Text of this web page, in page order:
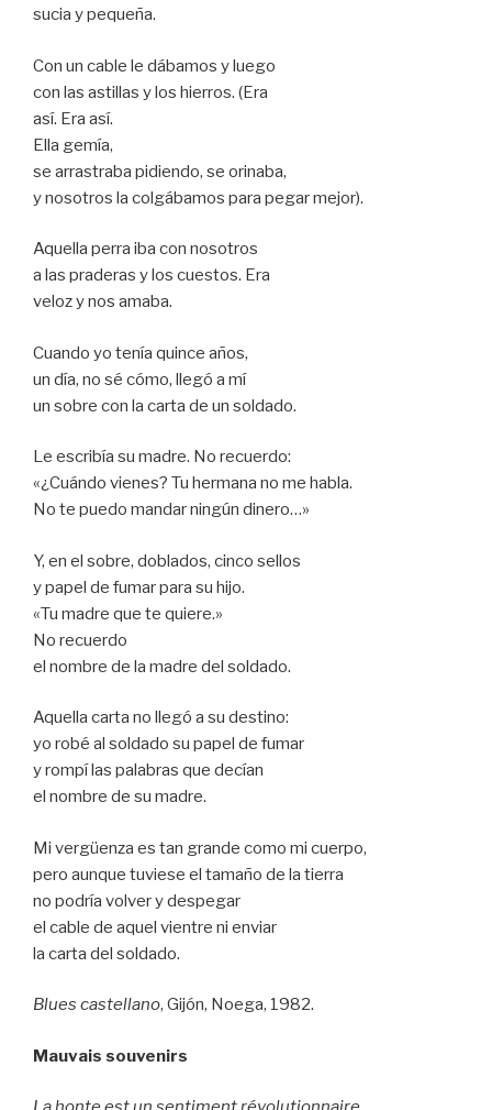
sucia y pequeña.
Con un cable le dábamos y luego
con las astillas y los hierros. (Era
así. Era así.
Ella gemía,
se arrastraba pidiendo, se orinaba,
y nosotros la colgábamos para pegar mejor).
Aquella perra iba con nosotros
a las praderas y los cuestos. Era
veloz y nos amaba.
Cuando yo tenía quince años,
un día, no sé cómo, llegó a mí
un sobre con la carta de un soldado.
Le escribía su madre. No recuerdo:
«¿Cuándo vienes? Tu hermana no me habla.
No te puedo mandar ningún dinero…»
Y, en el sobre, doblados, cinco sellos
y papel de fumar para su hijo.
«Tu madre que te quiere.»
No recuerdo
el nombre de la madre del soldado.
Aquella carta no llegó a su destino:
yo robé al soldado su papel de fumar
y rompí las palabras que decían
el nombre de su madre.
Mi vergüenza es tan grande como mi cuerpo,
pero aunque tuviese el tamaño de la tierra
no podría volver y despegar
el cable de aquel vientre ni enviar
la carta del soldado.
Blues castellano, Gijón, Noega, 1982.
Mauvais souvenirs